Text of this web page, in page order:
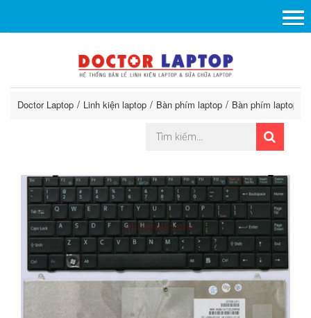
Doctor Laptop Linh kiện laptop Bàn phím laptop Bàn phím laptop